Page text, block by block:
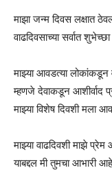
माझा जन्म दिवस लक्षात
वाढदिवसाच्या सर्वात
माझ्या आवडत्या लोकांकडून
म्हणजे देवाकडून आशीर्वाद
माझ्या विशेष दिवशी मला
माझ्या वाढदिवशी माझे प्रेम
याबद्दल मी तुमचा आभारी